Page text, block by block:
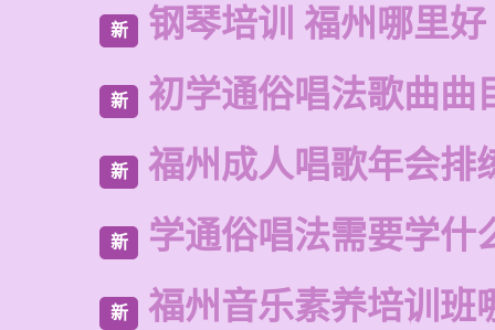
新 钢琴培训 福州哪里好
新 初学通俗唱法歌曲曲
新 福州成人唱歌年会排
新 学通俗唱法需要学什
新 福州音乐素养培训班